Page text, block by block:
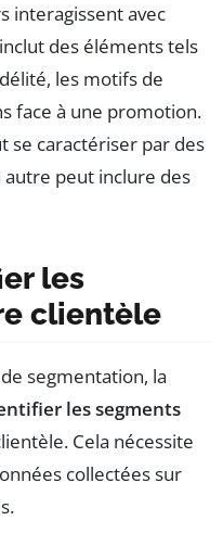
interagissent avec
des éléments tels
les motifs de
face à une promotion.
se caractériser par des
autre peut inclure des
les
clientèle
segmentation, la
les segments
Cela nécessite
collectées sur